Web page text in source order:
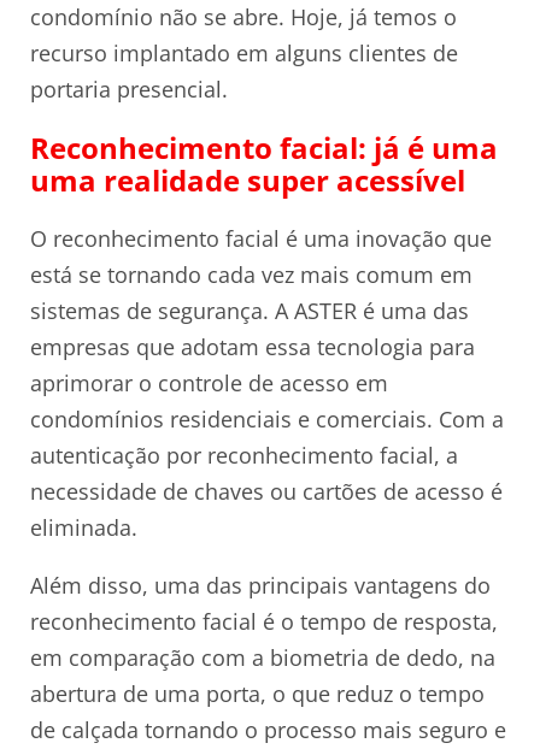
condomínio não se abre. Hoje, já temos o
recurso implantado em alguns clientes de
portaria presencial.
Reconhecimento facial: já é uma
uma realidade super acessível
O reconhecimento facial é uma inovação que
está se tornando cada vez mais comum em
sistemas de segurança. A ASTER é uma das
empresas que adotam essa tecnologia para
aprimorar o controle de acesso em
condomínios residenciais e comerciais. Com a
autenticação por reconhecimento facial, a
necessidade de chaves ou cartões de acesso é
eliminada.
Além disso, uma das principais vantagens do
reconhecimento facial é o tempo de resposta,
em comparação com a biometria de dedo, na
abertura de uma porta, o que reduz o tempo
de calçada tornando o processo mais seguro e